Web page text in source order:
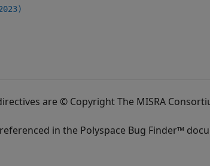
are © Copyright The MISRA
in the Polyspace Bug Finder™